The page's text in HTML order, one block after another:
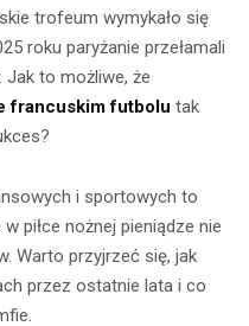
trofeum wymykało się
roku paryżanie przełamali
Jak to możliwe, że
francuskim futbolu tak
i sportowych to
piłce nożnej pieniądze nie
Warto przyjrzeć się, jak
przez ostatnie lata i co